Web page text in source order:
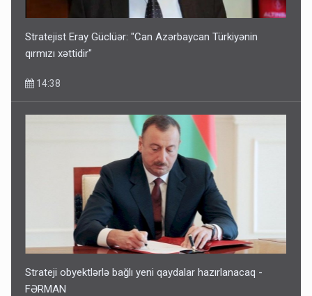
Stratejist Eray Güclüər: "Can Azərbaycan Türkiyənin
qırmızı xəttidir"
14:38
Strateji obyektlərlə bağlı yeni qaydalar hazırlanacaq -
FƏRMAN